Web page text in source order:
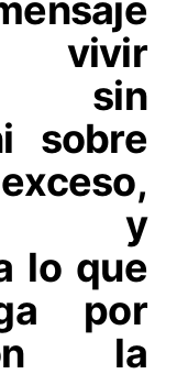
sin
sobre
y
lo que
por
la